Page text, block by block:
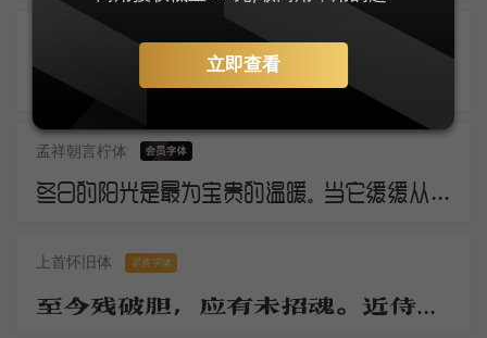
零售字体
孟祥朝言柠体
冬日的阳光是最为宝贵的温暖。当它缓缓从地平线上冒出，万物仿佛都被唤醒了。虽然空气仍然寒冷，但是阳光的温暖让人们感觉到了春天的气息。这是冬日的独特之处，冷冽而温暖，让人欲罢不能。
上首怀旧体 零售字体
至今残破胆，应有未招魂。近侍归京邑，移官岂至尊。无才日衰老，驻马望千门。
立即查看